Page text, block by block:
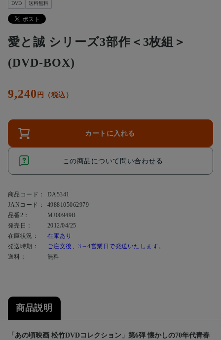
DVD 送料無料
愛と誠 シリーズ3部作＜3枚組＞
(DVD‐BOX)
9,240 円（税込）
カートに入れる
この商品について問い合わせる
商品コード：
DA5341
JANコード：
4988105062979
品番2：
MJ00949B
発売日：
2012/04/25
在庫状況：
在庫あり
発送時期：
ご注文後、3～4営業日で発送いたします。
送料：
無料
商品説明
「あの頃映画 松竹DVDコレクション」第6弾 懐かしの70年代青春